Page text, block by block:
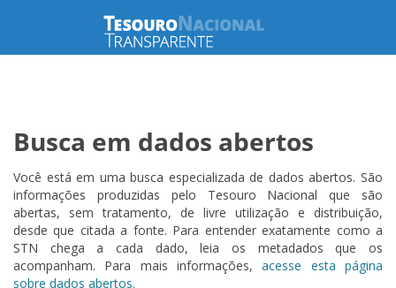
Busca em dados abertos
Você está em uma busca especializada de dados abertos. São
informações produzidas pelo Tesouro Nacional que são
abertas, sem tratamento, de livre utilização e distribuição,
desde que citada a fonte. Para entender exatamente como a
STN chega a cada dado, leia os metadados que os
acompanham. Para mais informações,acesse esta página
sobre dados abertos.